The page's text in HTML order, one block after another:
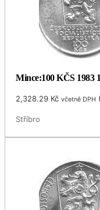
Mince:100 KČS
2,328.29 Kč včetně DPH
Stříbro